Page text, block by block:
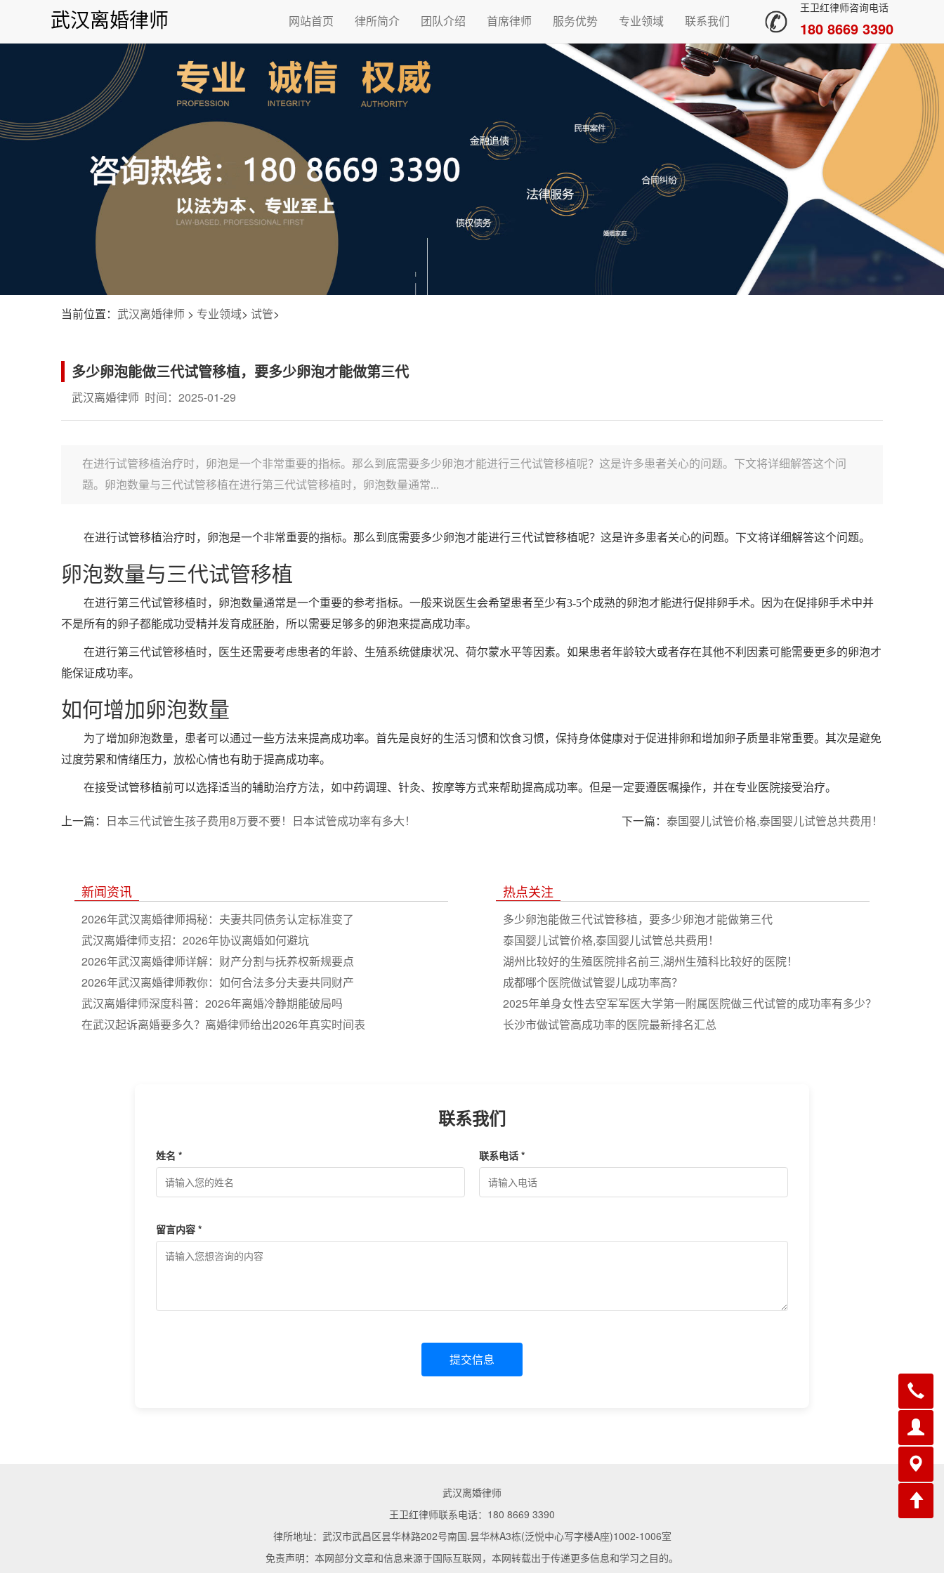
武汉离婚律师 网站首页 律所简介 团队介绍 首席律师 服务优势 专业领域 联系我们
王卫红律师咨询电话
180 8669 3390
当前位置： 武汉离婚律师 > 专业领域> 试管>
多少卵泡能做三代试管移植，要多少卵泡才能做第三代
武汉离婚律师 时间：2025-01-29
在进行试管移植治疗时，卵泡是一个非常重要的指标。那么到底需要多少卵泡才能进行三代试管移植呢？这是许多患者关心的问题。下文将详细解答这个问
题。卵泡数量与三代试管移植在进行第三代试管移植时，卵泡数量通常...
在进行试管移植治疗时，卵泡是一个非常重要的指标。那么到底需要多少卵泡才能进行三代试管移植呢？这是许多患者关心的问题。下文将详细解答这个问题。
卵泡数量与三代试管移植
在进行第三代试管移植时，卵泡数量通常是一个重要的参考指标。一般来说医生会希望患者至少有3-5个成熟的卵泡才能进行促排卵手术。因为在促排卵手术中并
不是所有的卵子都能成功受精并发育成胚胎，所以需要足够多的卵泡来提高成功率。
在进行第三代试管移植时，医生还需要考虑患者的年龄、生殖系统健康状况、荷尔蒙水平等因素。如果患者年龄较大或者存在其他不利因素可能需要更多的卵泡才
能保证成功率。
如何增加卵泡数量
为了增加卵泡数量，患者可以通过一些方法来提高成功率。首先是良好的生活习惯和饮食习惯，保持身体健康对于促进排卵和增加卵子质量非常重要。其次是避免
过度劳累和情绪压力，放松心情也有助于提高成功率。
在接受试管移植前可以选择适当的辅助治疗方法，如中药调理、针灸、按摩等方式来帮助提高成功率。但是一定要遵医嘱操作，并在专业医院接受治疗。
上一篇： 日本三代试管生孩子费用8万要不要！日本试管成功率有多大！ 泰国婴儿试管价格,泰国婴儿试管总共费用！
下一篇：
新闻资讯
2026年武汉离婚律师揭秘：夫妻共同债务认定标准变了
武汉离婚律师支招：2026年协议离婚如何避坑
2026年武汉离婚律师详解：财产分割与抚养权新规要点
2026年武汉离婚律师教你：如何合法多分夫妻共同财产
武汉离婚律师深度科普：2026年离婚冷静期能破局吗
在武汉起诉离婚要多久？离婚律师给出2026年真实时间表
热点关注
多少卵泡能做三代试管移植，要多少卵泡才能做第三代
泰国婴儿试管价格,泰国婴儿试管总共费用！
湖州比较好的生殖医院排名前三,湖州生殖科比较好的医院！
成都哪个医院做试管婴儿成功率高？
2025年单身女性去空军军医大学第一附属医院做三代试管的成功率有多少？
可以达到50%
长沙市做试管高成功率的医院最新排名汇总
联系我们
姓名 * 联系电话 *
留言内容 *
提交信息
武汉离婚律师
王卫红律师联系电话：180 8669 3390
律所地址：武汉市武昌区昙华林路202号南国.昙华林A3栋(泛悦中心写字楼A座)1002-1006室
免责声明：本网部分文章和信息来源于国际互联网，本网转载出于传递更多信息和学习之目的。